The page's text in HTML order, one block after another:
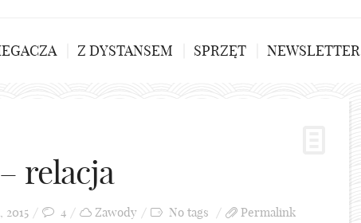
Z DYSTANSEM SPRZĘT NEWSLETTER
relacja
4 Zawody No tags
Permalink